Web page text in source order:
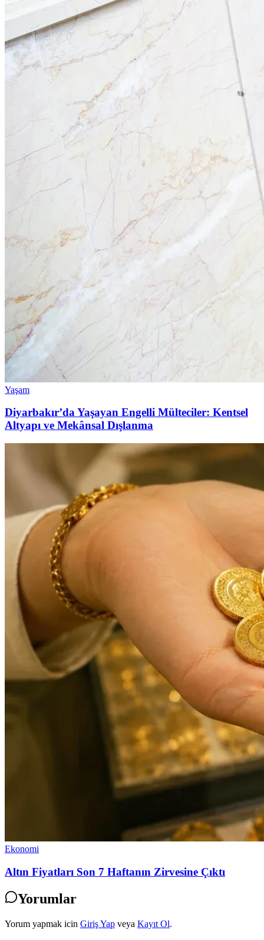
Yaşam
Diyarbakır’da Yaşayan Engelli Mülteciler: Kentsel
Altyapı ve Mekânsal Dışlanma
Ekonomi
Altın Fiyatları Son 7 Haftanın Zirvesine Çıktı
Yorumlar
Yorum yapmak icin Giriş Yap veya Kayıt Ol.